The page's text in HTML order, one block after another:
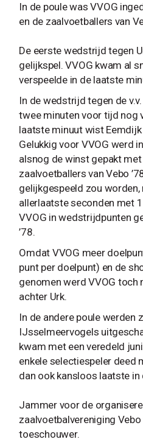
In de poule was VVOG
en de zaalvoetballers van
De eerste wedstrijd tegen
gelijkspel. VVOG kwam al
verspeelde in de laatste
In de wedstrijd tegen de
twee minuten voor tijd nog
laatste minuut wist
Gelukkig voor VVOG werd
alsnog de winst gepakt
zaalvoetballers van Vebo
gelijkgespeeld zou worden,
allerlaatste seconden met
VVOG in wedstrijdpunten
’78.
Omdat VVOG meer
punt per doelpunt) en de
genomen werd VVOG toch
achter Urk.
In de andere poule werden
IJsselmeervogels
kwam met een veredeld
enkele selectiespeler deed
dan ook kansloos laatste in
Jammer voor de
zaalvoetbalvereniging Vebo
toeschouwer.